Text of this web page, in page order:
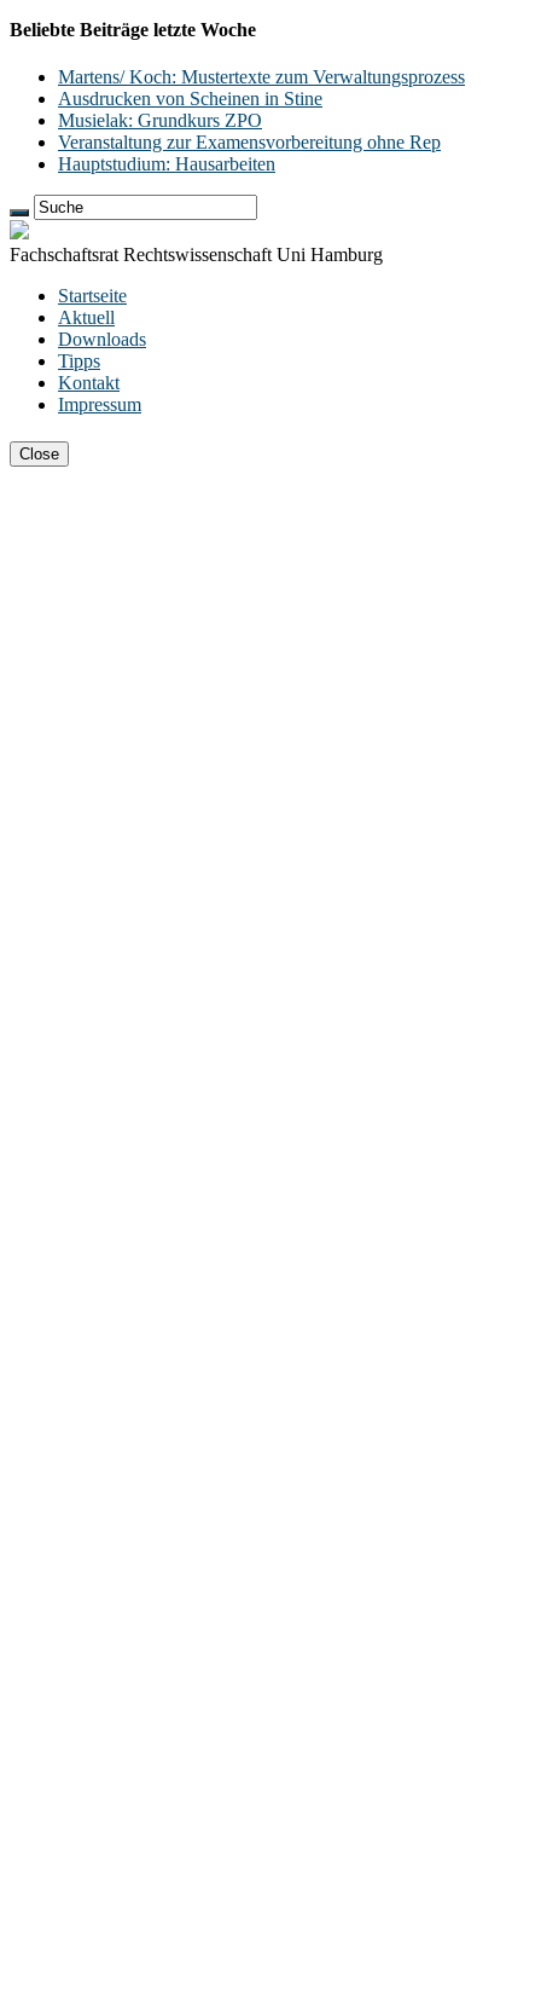
Beliebte Beiträge letzte Woche
Martens/ Koch: Mustertexte zum Verwaltungsprozess
Ausdrucken von Scheinen in Stine
Musielak: Grundkurs ZPO
Veranstaltung zur Examensvorbereitung ohne Rep
Hauptstudium: Hausarbeiten
Fachschaftsrat Rechtswissenschaft Uni Hamburg
Startseite
Aktuell
Downloads
Tipps
Kontakt
Impressum
Close